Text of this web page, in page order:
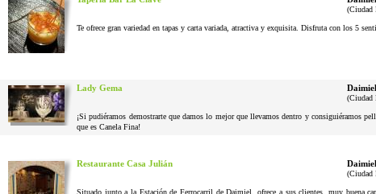
(Ciudad
Te ofrece gran variedad en tapas y carta variada, atractiva y exquisita. Disfruta con los 5
Lady Gema Daimiel
(Ciudad
¡Si pudiéramos demostrarte que damos lo mejor que llevamos dentro y consiguiéramos
que es Canela Fina!
Restaurante Casa Julián Daimiel
(Ciudad
Situado junto a la Estación de Ferrocarril de Daimiel, ofrece a sus clientes, muy buena